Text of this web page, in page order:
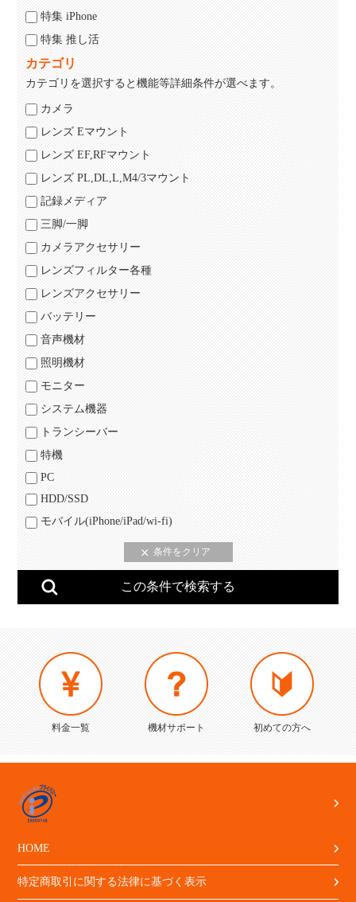
特集 iPhone
特集 推し活
カテゴリ
カテゴリを選択すると機能等詳細条件が選べます。
カメラ
レンズ Eマウント
レンズ EF,RFマウント
レンズ PL,DL,L,M4/3マウント
記録メディア
三脚/一脚
カメラアクセサリー
レンズフィルター各種
レンズアクセサリー
バッテリー
音声機材
照明機材
モニター
システム機器
トランシーバー
特機
PC
HDD/SSD
モバイル(iPhone/iPad/wi-fi)
料金一覧 機材サポート 初めての方へ
HOME
特定商取引に関する法律に基づく表示